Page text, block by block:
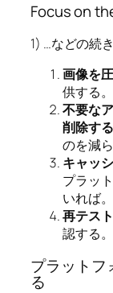
Focus on
1) …などの続き
画像を
供する。
不要な
削除する
のを減ら
キャッ
プラッ
いれば。
再テスト
認する。
プラットフ
る